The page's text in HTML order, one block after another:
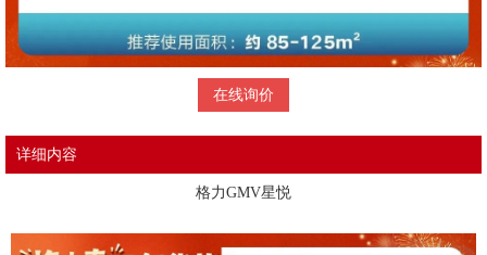
在线询价
详细内容
格力GMV星悦